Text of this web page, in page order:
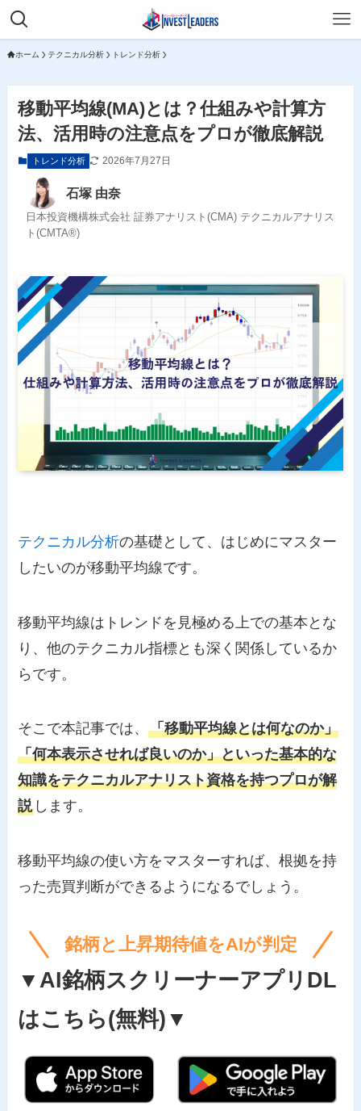
ホーム テクニカル分析 トレンド分析
移動平均線(MA)とは？仕組みや計算方
法、活用時の注意点をプロが徹底解説
トレンド分析 2026年7月27日
石塚 由奈
日本投資機構株式会社 証券アナリスト(CMA) テクニカルアナリス
ト(CMTA®)
テクニカル分析の基礎として、はじめにマスター
したいのが移動平均線です。
移動平均線はトレンドを見極める上での基本とな
り、他のテクニカル指標とも深く関係しているか
らです。
そこで本記事では、「移動平均線とは何なのか」
「何本表示させれば良いのか」といった基本的な
知識をテクニカルアナリスト資格を持つプロが解
説 します。
移動平均線の使い方をマスターすれば、根拠を持
った売買判断ができるようになるでしょう。
銘柄と上昇期待値をAIが判定
▼AI銘柄スクリーナーアプリDL
はこちら(無料)▼